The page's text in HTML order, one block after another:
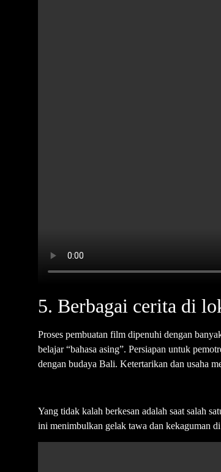
5. Berbagai cerita di
Proses pembuatan film dipenuhi dengan
belajar “bahasa asing”. Persiapan untuk
dengan budaya Bali. Ketertarikan dan usaha
Yang tidak kalah berkesan adalah saat salah
ini menimbulkan gelak tawa dan kekaguman